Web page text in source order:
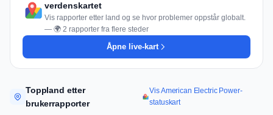
verdenskartet
Vis rapporter etter land og se hvor problemer oppstår globalt.
— 🌍 2 rapporter fra flere steder
Åpne live-kart
Toppland etter
brukerrapporter
Vis American Electric Power-
statuskart